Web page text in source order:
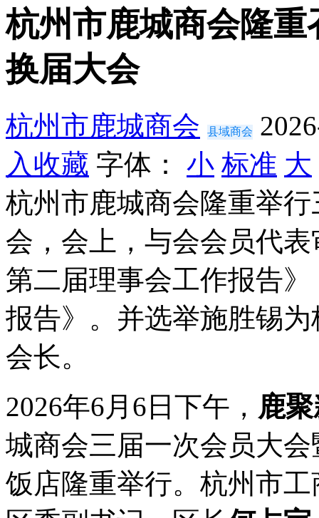
杭州市鹿城商会隆
换届大会
杭州市鹿城商会 县域商会
入收藏 字体： 小 标准 大
杭州市鹿城商会隆重举
会，会上，与会会员代
第二届理事会工作报告
报告》。并选举施胜锡
会长。
2026年6月6日下午， 鹿
城商会三届一次会员大
饭店隆重举行。杭州市